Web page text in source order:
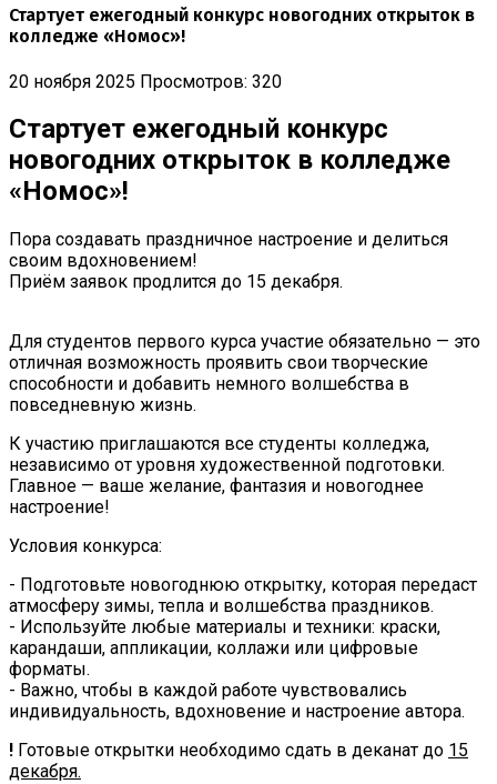
Стартует ежегодный конкурс новогодних открыток в
колледже «Номос»!
20 ноября 2025 Просмотров: 320
Стартует ежегодный конкурс
новогодних открыток в колледже
«Номос»!
Пора создавать праздничное настроение и делиться
своим вдохновением!
Приём заявок продлится до 15 декабря.
Для студентов первого курса участие обязательно — это
отличная возможность проявить свои творческие
способности и добавить немного волшебства в
повседневную жизнь.
К участию приглашаются все студенты колледжа,
независимо от уровня художественной подготовки.
Главное — ваше желание, фантазия и новогоднее
настроение!
Условия конкурса:
- Подготовьте новогоднюю открытку, которая передаст
атмосферу зимы, тепла и волшебства праздников.
- Используйте любые материалы и техники: краски,
карандаши, аппликации, коллажи или цифровые
форматы.
- Важно, чтобы в каждой работе чувствовались
индивидуальность, вдохновение и настроение автора.
! Готовые открытки необходимо сдать в деканат до 15
декабря.